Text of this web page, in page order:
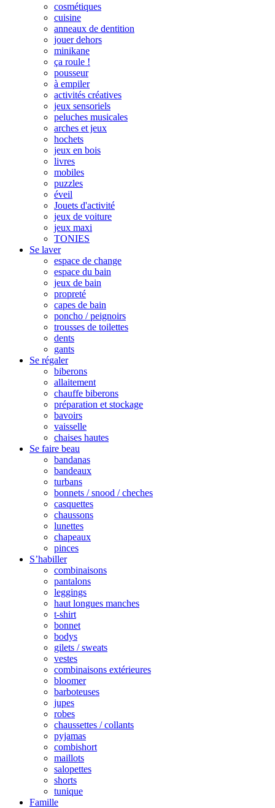
cosmétiques
cuisine
anneaux de dentition
jouer dehors
minikane
ça roule !
pousseur
à empiler
activités créatives
jeux sensoriels
peluches musicales
arches et jeux
hochets
jeux en bois
livres
mobiles
puzzles
éveil
Jouets d'activité
jeux de voiture
jeux maxi
TONIES
Se laver
espace de change
espace du bain
jeux de bain
propreté
capes de bain
poncho / peignoirs
trousses de toilettes
dents
gants
Se régaler
biberons
allaitement
chauffe biberons
préparation et stockage
bavoirs
vaisselle
chaises hautes
Se faire beau
bandanas
bandeaux
turbans
bonnets / snood / cheches
casquettes
chaussons
lunettes
chapeaux
pinces
S’habiller
combinaisons
pantalons
leggings
haut longues manches
t-shirt
bonnet
bodys
gilets / sweats
vestes
combinaisons extérieures
bloomer
barboteuses
jupes
robes
chaussettes / collants
pyjamas
combishort
maillots
salopettes
shorts
tunique
Famille